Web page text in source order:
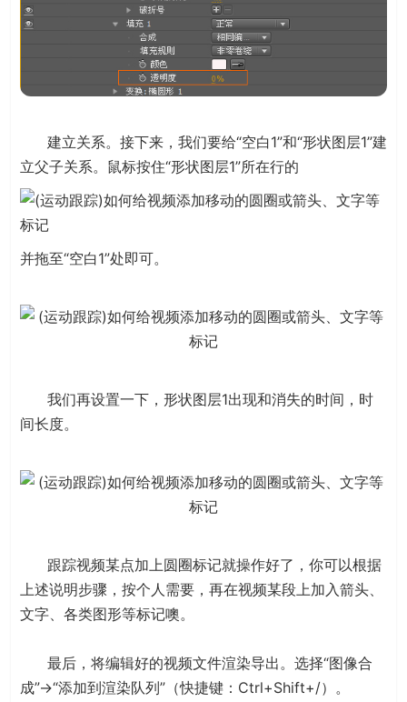
建立关系。接下来，我们要给“空白1”和“形状图层1”建
立父子关系。鼠标按住“形状图层1”所在行的
并拖至“空白1”处即可。
我们再设置一下，形状图层1出现和消失的时间，时
间长度。
跟踪视频某点加上圆圈标记就操作好了，你可以根据
上述说明步骤，按个人需要，再在视频某段上加入箭头、
文字、各类图形等标记噢。
最后，将编辑好的视频文件渲染导出。选择“图像合
成”→“添加到渲染队列”（快捷键：Ctrl+Shift+/）。